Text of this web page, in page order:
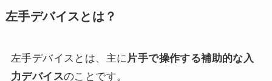
左手デバイスとは？
左手デバイスとは、主に 片手で操作する補助的な入
力デバイスのことです。